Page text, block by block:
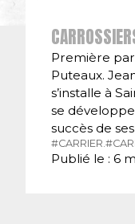
Première
Puteaux.
s’installe à
se
succès de
#CARRIER.
Publié le : 6